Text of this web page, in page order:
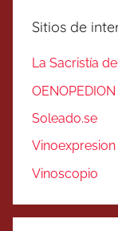
Sitios de
La Sacristía
OENOPEDION
Soleado.se
Vinoexpresion
Vinoscopio